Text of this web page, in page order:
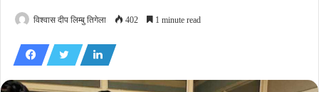
विश्वास दीप लिम्बु तिगेला 402 1 minute read